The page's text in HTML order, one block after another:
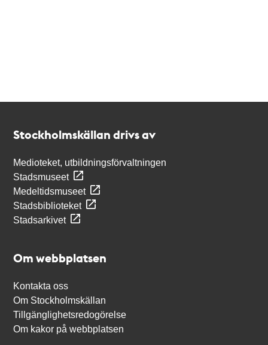
Stockholmskällan drivs av
Medioteket, utbildningsförvaltningen
Stadsmuseet
Medeltidsmuseet
Stadsbiblioteket
Stadsarkivet
Om webbplatsen
Kontakta oss
Om Stockholmskällan
Tillgänglighetsredogörelse
Om kakor på webbplatsen